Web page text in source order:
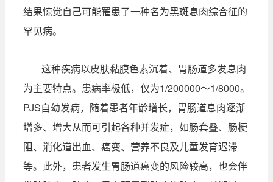
结果惊觉自己可能罹患了一种名为黑斑息肉综合征的
罕见病。
这种疾病以皮肤黏膜色素沉着、胃肠道多发息肉
为主要特点。患病率极低，仅为1/200000～1/8000。
PJS自幼发病，随着患者年龄增长，胃肠道息肉逐渐
增多、增大从而可引起各种并发症，如肠套叠、肠梗
阻、消化道出血、癌变、营养不良及儿童发育迟滞
等。此外，患者发生胃肠道癌变的风险较高，也会伴